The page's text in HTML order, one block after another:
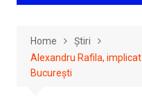
Home
Știri
Alexandru Rafila,
București